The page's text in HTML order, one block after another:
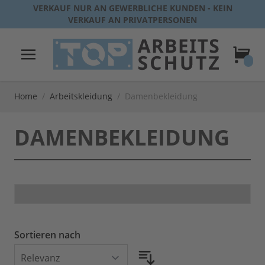
Direkt zum Inhalt
VERKAUF NUR AN GEWERBLICHE KUNDEN - KEIN
VERKAUF AN PRIVATPERSONEN
Home / Arbeitskleidung / Damenbekleidung
DAMENBEKLEIDUNG
Sortieren nach